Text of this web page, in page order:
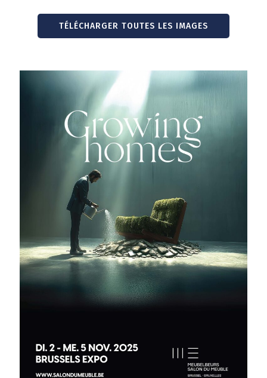
TÉLÉCHARGER TOUTES LES IMAGES